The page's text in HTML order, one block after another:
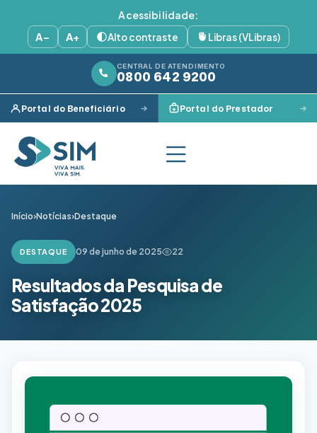
Acessibilidade:
A−
A+ Alto contraste Libras (VLibras)
CENTRAL DE ATENDIMENTO
0800 642 9200
Portal do Beneficiário Portal do Prestador
Início›Notícias›Destaque
DESTAQUE 09 de junho de 2025 22
Resultados da Pesquisa de
Satisfação 2025